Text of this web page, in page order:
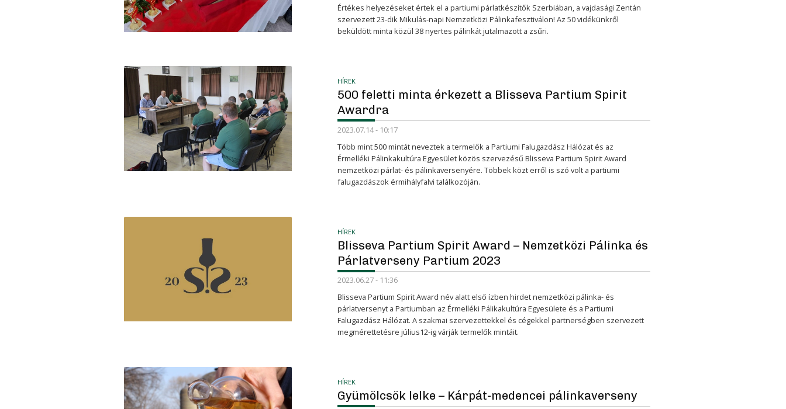
Értékes helyezéseket értek el a partiumi párlatkészítők Szerbiában, a vajdasági Zentán
szervezett 23-dik Mikulás-napi Nemzetközi Pálinkafesztiválon! Az 50 vidékünkről
beküldött minta közül 38 nyertes pálinkát jutalmazott a zsűri.
HÍREK
500 feletti minta érkezett a Blisseva Partium Spirit
Awardra
2023.07.14 - 10:17
Több mint 500 mintát neveztek a termelők a Partiumi Falugazdász Hálózat és az
Érmelléki Pálinkakultúra Egyesület közös szervezésű Blisseva Partium Spirit Award
nemzetközi párlat- és pálinkaversenyére. Többek közt erről is szó volt a partiumi
falugazdászok érmihályfalvi találkozóján.
HÍREK
Blisseva Partium Spirit Award – Nemzetközi Pálinka és
Párlatverseny Partium 2023
2023.06.27 - 11:36
Blisseva Partium Spirit Award név alatt első ízben hirdet nemzetközi pálinka- és
párlatversenyt a Partiumban az Érmelléki Pálikakultúra Egyesülete és a Partiumi
Falugazdász Hálózat. A szakmai szervezettekkel és cégekkel partnerségben szervezett
megmérettetésre július12-ig várják termelők mintáit.
HÍREK
Gyümölcsök lelke – Kárpát-medencei pálinkaverseny